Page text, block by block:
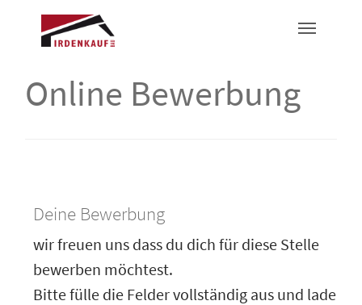
Online Bewerbung
Deine Bewerbung
wir freuen uns dass du dich für diese Stelle
bewerben möchtest.
Bitte fülle die Felder vollständig aus und lade